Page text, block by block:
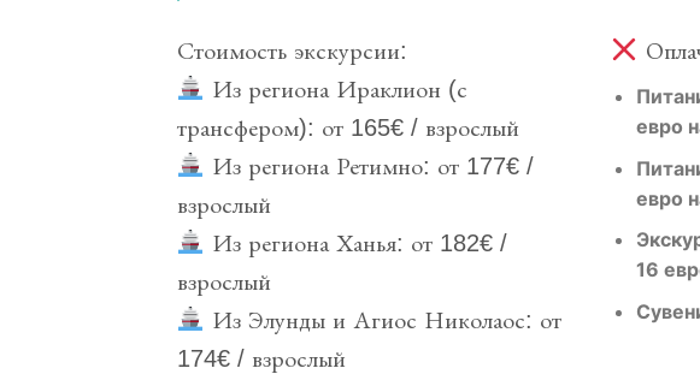
Стоимость экскурсии:
Из региона Ираклион (с
трансфером): от 165€ / взрослый
Из региона Ретимно: от 177€ /
взрослый
Из региона Ханья: от 182€ /
взрослый
Из Элунды и Агиос Николаос: от
174€ / взрослый
евро
евро
16